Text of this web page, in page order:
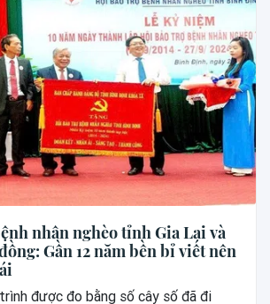
nhân nghèo tỉnh Gia Lai và
Gần 12 năm bền bỉ viết nên
được đo bằng số cây số đã đi